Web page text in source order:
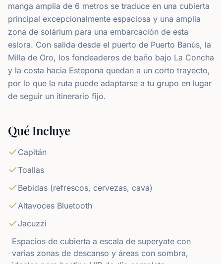
manga amplia de 6 metros se traduce en una cubierta
principal excepcionalmente espaciosa y una amplia
zona de solárium para una embarcación de esta
eslora. Con salida desde el puerto de Puerto Banús, la
Milla de Oro, los fondeaderos de baño bajo La Concha
y la costa hacia Estepona quedan a un corto trayecto,
por lo que la ruta puede adaptarse a tu grupo en lugar
de seguir un itinerario fijo.
Qué Incluye
Capitán
Toallas
Bebidas (refrescos, cervezas, cava)
Altavoces Bluetooth
Jacuzzi
Espacios de cubierta a escala de superyate con
varias zonas de descanso y áreas con sombra,